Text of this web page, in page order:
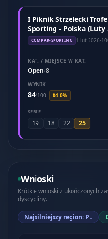
I Piknik Strzelecki
Sporting - Polska (Luty
COMPAK-SPORTING 1 lut 2026·
KAT. / MIEJSCE W KAT.
Open/8
WYNIK
84/100 84.0%
SERIE
19 18 22 25
Wnioski
Krótkie wnioski z ukończonych
dyscypliny.
Najsilniejszy region: PL